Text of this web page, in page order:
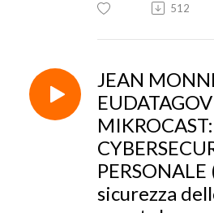
512
JEAN
EUDATAGOV
sicurezza